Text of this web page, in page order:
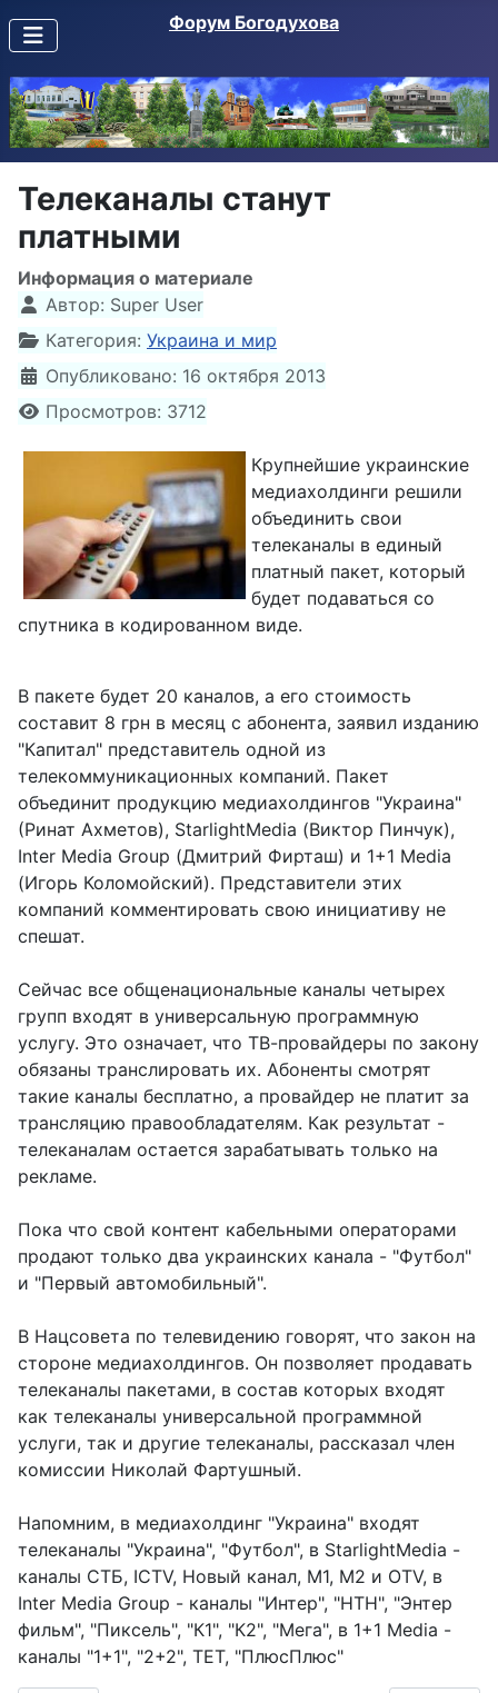
Форум Богодухова
Телеканалы станут
платными
Информация о материале
Автор: Super User
Категория: Украина и мир
Опубликовано: 16 октября 2013
Просмотров: 3712
Крупнейшие украинские
медиахолдинги решили
объединить свои
телеканалы в единый
платный пакет, который
будет подаваться со
спутника в кодированном виде.
В пакете будет 20 каналов, а его стоимость
составит 8 грн в месяц с абонента, заявил изданию
"Капитал" представитель одной из
телекоммуникационных компаний. Пакет
объединит продукцию медиахолдингов "Украина"
(Ринат Ахметов), StarlightMedia (Виктор Пинчук),
Inter Media Group (Дмитрий Фирташ) и 1+1 Media
(Игорь Коломойский). Представители этих
компаний комментировать свою инициативу не
спешат.
Сейчас все общенациональные каналы четырех
групп входят в универсальную программную
услугу. Это означает, что ТВ-провайдеры по закону
обязаны транслировать их. Абоненты смотрят
такие каналы бесплатно, а провайдер не платит за
трансляцию правообладателям. Как результат -
телеканалам остается зарабатывать только на
рекламе.
Пока что свой контент кабельными операторами
продают только два украинских канала - "Футбол"
и "Первый автомобильный".
В Нацсовета по телевидению говорят, что закон на
стороне медиахолдингов. Он позволяет продавать
телеканалы пакетами, в состав которых входят
как телеканалы универсальной программной
услуги, так и другие телеканалы, рассказал член
комиссии Николай Фартушный.
Напомним, в медиахолдинг "Украина" входят
телеканалы "Украина", "Футбол", в StarlightMedia -
каналы СТБ, ICTV, Новый канал, М1, М2 и OTV, в
Inter Media Group - каналы "Интер", "НТН", "Энтер
фильм", "Пиксель", "К1", "К2", "Мега", в 1+1 Media -
каналы "1+1", "2+2", ТЕТ, "ПлюсПлюс"